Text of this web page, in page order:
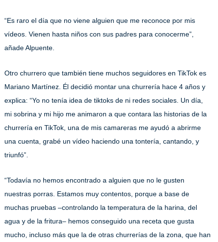
“Es raro el día que no viene alguien que me reconoce por mis
vídeos. Vienen hasta niños con sus padres para conocerme”,
añade Alpuente.
Otro churrero que también tiene muchos seguidores en TikTok es
Mariano Martínez. Él decidió montar una churrería hace 4 años y
explica: “Yo no tenía idea de tiktoks de ni redes sociales. Un día,
mi sobrina y mi hijo me animaron a que contara las historias de la
churrería en TikTok, una de mis camareras me ayudó a abrirme
una cuenta, grabé un vídeo haciendo una tontería, cantando, y
triunfó”.
“Todavía no hemos encontrado a alguien que no le gusten
nuestras porras. Estamos muy contentos, porque a base de
muchas pruebas –controlando la temperatura de la harina, del
agua y de la fritura– hemos conseguido una receta que gusta
mucho, incluso más que la de otras churrerías de la zona, que han